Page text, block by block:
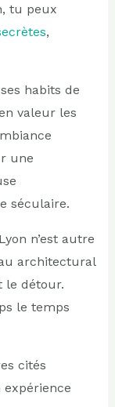
tu peux
,
habits de
valeur les
une
séculaire.
n’est autre
architectural
le détour.
le temps
cités
expérience